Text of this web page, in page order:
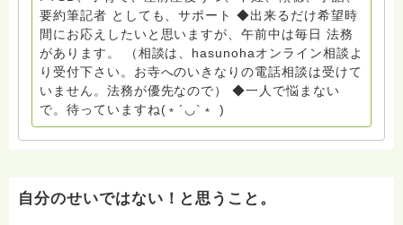
員長（2018〜2024） ◆保育士.幼稚園教諭.小学校教諭.
レクリエーションインストラクター.中学校DV授業 10年
間 保育 教育の現場で 総主任として勤めた経験も生かし
つつ、お話できることがあれば 幸いです。 いつも あな
たとともに。南無阿弥陀仏 ここでは、宗旨を問いませ
ん。 まずは、ひとりで抱え込まないで。 来寺お問い合
わせは⬇️こちらから miehimeyo@gmail.com ※時間を割
いて、あなたに向き合っています。 ですので、過去の
いします。 ※個別相談は、hasunohaオンライン相談よ
要約筆記者 としても、サポート ◆出来るだけ希望時
間にお応えしたいと思いますが、午前中は毎日 法務
があります。 （相談は、hasunohaオンライン相談よ
り受付下さい。お寺へのいきなりの電話相談は受けて
いません。法務が優先なので） ◆一人で悩まない
で。待っていますね(﹡´◡`﹡ )
自分のせいではない！と思うこと。